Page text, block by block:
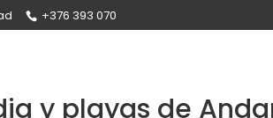
+376 393 070
y playas de